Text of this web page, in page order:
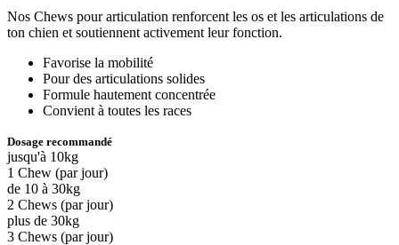
Nos Chews pour articulation renforcent les os et les articulations de
ton chien et soutiennent activement leur fonction.
Favorise la mobilité
Pour des articulations solides
Formule hautement concentrée
Convient à toutes les races
Dosage recommandé
jusqu'à 10kg
1 Chew (par jour)
de 10 à 30kg
2 Chews (par jour)
plus de 30kg
3 Chews (par jour)